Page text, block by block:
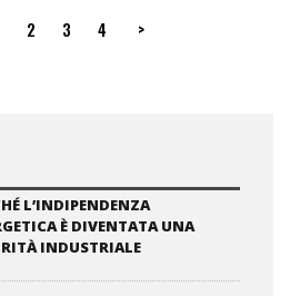
2 3 4 >
L’INDIPENDENZA
È DIVENTATA UNA
INDUSTRIALE